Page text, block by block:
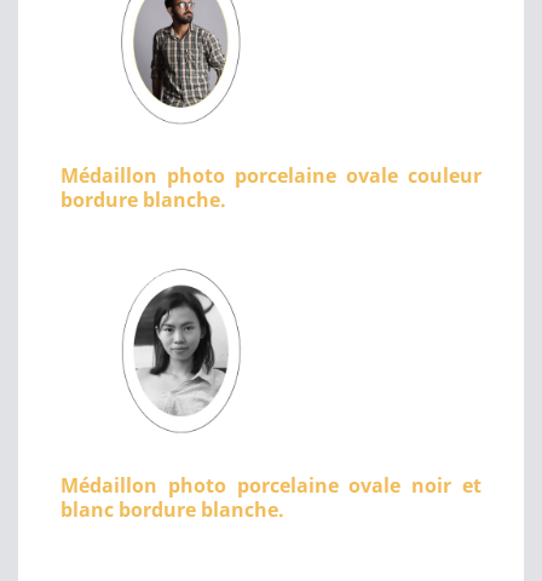
Médaillon photo porcelaine ovale couleur
bordure blanche.
Médaillon photo porcelaine ovale noir et
blanc bordure blanche.